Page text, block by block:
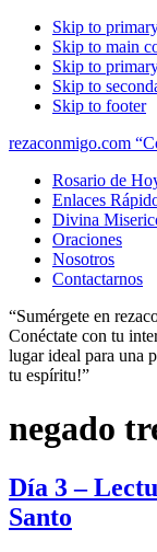
Skip to
Skip to main
Skip to
Skip to
Skip to footer
rezaconmigo.com
Rosario de
Enlaces
Divina
Oraciones
Nosotros
Contactarnos
“Sumérgete en
Conéctate con tu
lugar ideal para una
tu espíritu!”
negado
Día 3 –
Santo